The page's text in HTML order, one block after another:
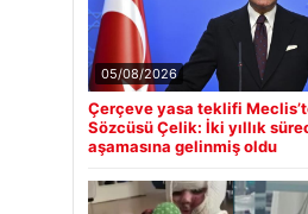
05/08/2026
Çerçeve yasa teklifi
Sözcüsü Çelik: İki yıllık
aşamasına gelinmiş oldu